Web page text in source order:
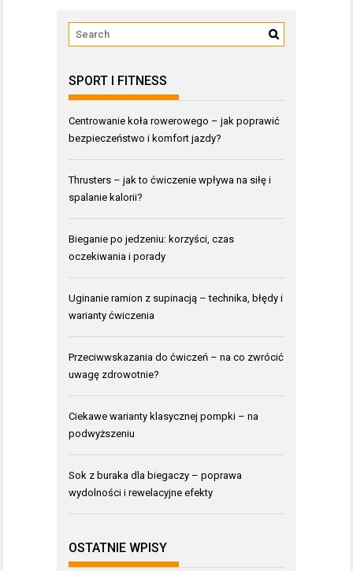
SPORT I FITNESS
Centrowanie koła rowerowego – jak poprawić
bezpieczeństwo i komfort jazdy?
Thrusters – jak to ćwiczenie wpływa na siłę i
spalanie kalorii?
Bieganie po jedzeniu: korzyści, czas
oczekiwania i porady
Uginanie ramion z supinacją – technika, błędy i
warianty ćwiczenia
Przeciwwskazania do ćwiczeń – na co zwrócić
uwagę zdrowotnie?
Ciekawe warianty klasycznej pompki – na
podwyższeniu
Sok z buraka dla biegaczy – poprawa
wydolności i rewelacyjne efekty
OSTATNIE WPISY